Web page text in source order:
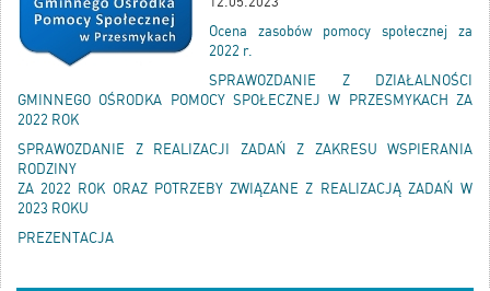
Ocena zasobów pomocy społecznej za
2022 r.
SPRAWOZDANIE Z DZIAŁALNOŚCI
GMINNEGO OŚRODKA POMOCY SPOŁECZNEJ W PRZESMYKACH ZA
2022 ROK
SPRAWOZDANIE Z REALIZACJI ZADAŃ Z ZAKRESU WSPIERANIA
RODZINY
ZA 2022 ROK ORAZ POTRZEBY ZWIĄZANE Z REALIZACJĄ ZADAŃ W
2023 ROKU
PREZENTACJA